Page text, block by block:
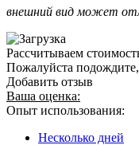
внешний вид может
Рассчитываем
Пожалуйста
Добавить отзыв
Ваша оценка:
Опыт использования:
Несколько дней